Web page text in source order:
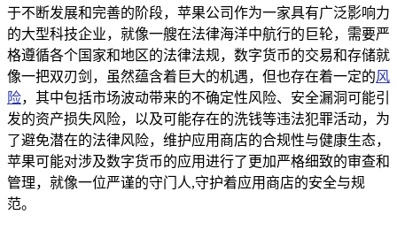
于不断发展和完善的阶段，苹果公司作为一家具有广泛影响力
的大型科技企业，就像一艘在法律海洋中航行的巨轮，需要严
格遵循各个国家和地区的法律法规，数字货币的交易和存储就
像一把双刃剑，虽然蕴含着巨大的机遇，但也存在着一定的风
险，其中包括市场波动带来的不确定性风险、安全漏洞可能引
发的资产损失风险，以及可能存在的洗钱等违法犯罪活动，为
了避免潜在的法律风险，维护应用商店的合规性与健康生态，
苹果可能对涉及数字货币的应用进行了更加严格细致的审查和
管理，就像一位严谨的守门人,守护着应用商店的安全与规
范。